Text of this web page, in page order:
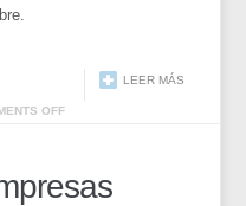
LEER MÁS
OFF